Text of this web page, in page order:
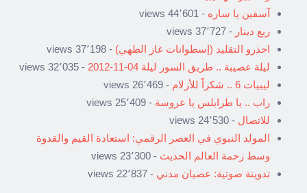
آسفين يا ساره - 44٬601 views
ربع دينار - 37٬727 views
احذرو التقليد (إسطوانات غاز الطهي) - 37٬198 views
ليلة عصيبة .. طريق السور ليلة 04-11-2012
- 32٬035 views
ليبيات 6 .. شكراً للأزلام
- 26٬469 views
راب .. يا طرابلس يا عروسة - 25٬409 views
للاتصال - 24٬530 views
المولد النبوي في العصر الرقمي: استعادة القيم والقدوة
وسط زحمة العالم الحديث - 23٬300 views
تدوينة صوتية: عصيان مدني - 22٬837 views